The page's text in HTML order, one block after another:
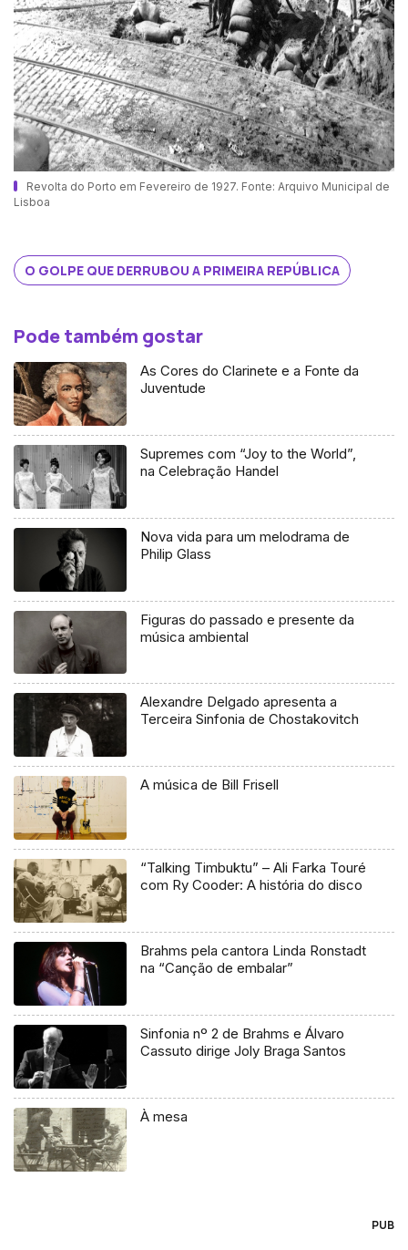
Revolta do Porto em Fevereiro de 1927. Fonte: Arquivo Municipal de
Lisboa
O GOLPE QUE DERRUBOU A PRIMEIRA REPÚBLICA
Pode também gostar
As Cores do Clarinete e a Fonte da
Juventude
Supremes com “Joy to the World”,
na Celebração Handel
Nova vida para um melodrama de
Philip Glass
Figuras do passado e presente da
música ambiental
Alexandre Delgado apresenta a
Terceira Sinfonia de Chostakovitch
A música de Bill Frisell
“Talking Timbuktu” – Ali Farka Touré
com Ry Cooder: A história do disco
Brahms pela cantora Linda Ronstadt
na “Canção de embalar”
Sinfonia nº 2 de Brahms e Álvaro
Cassuto dirige Joly Braga Santos
À mesa
PUB